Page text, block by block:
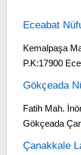
Eceabat
Kemalpaşa
P.K:17900
Gökçeada
Fatih Mah.
Gökçeada
Çanakkale